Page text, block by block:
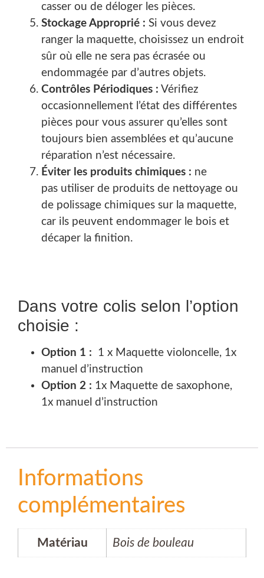
casser ou de déloger les pièces.
Stockage Approprié : Si vous devez
ranger la maquette, choisissez un endroit
sûr où elle ne sera pas écrasée ou
endommagée par d’autres objets.
Contrôles Périodiques : Vérifiez
occasionnellement l’état des différentes
pièces pour vous assurer qu’elles sont
toujours bien assemblées et qu’aucune
réparation n’est nécessaire.
Éviter les produits chimiques : ne
pas utiliser de produits de nettoyage ou
de polissage chimiques sur la maquette,
car ils peuvent endommager le bois et
décaper la finition.
Dans votre colis selon l’option
choisie :
Option 1 : 1 x Maquette violoncelle, 1x
manuel d’instruction
Option 2 : 1x Maquette de saxophone,
1x manuel d’instruction
Informations
complémentaires
Matériau Bois de bouleau